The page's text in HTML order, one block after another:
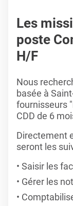
Les
poste
H/F
Nous
basée à
fournisseurs
CDD de 6
Directement
seront les
Saisir les
Gérer les